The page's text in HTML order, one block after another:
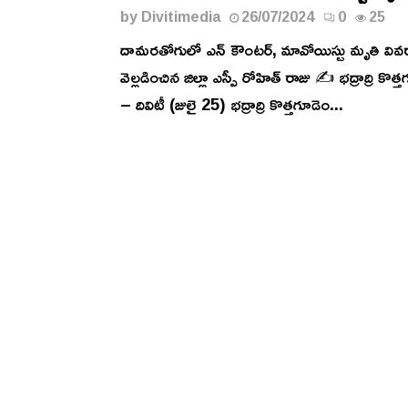
byDivitimedia 26/07/2024 0 25
దామరతోగులో ఎన్ కౌంటర్, మావోయిస్టు మృతి
వెల్లడించిన జిల్లా ఎస్పీ రోహిత్ రాజు ✍️ భద్రాద్రి
– దివిటీ (జులై 25) భద్రాద్రి కొత్తగూడెం...